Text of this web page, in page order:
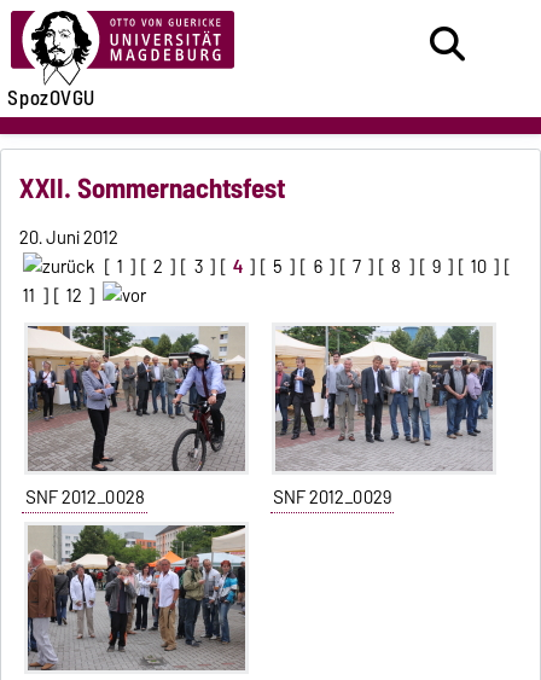
SpozOVGU
XXII. Sommernachtsfest
20. Juni 2012
[ 1 ] [ 2 ] [ 3 ] [ 4 ] [ 5 ] [ 6 ] [ 7 ] [ 8 ] [ 9 ] [ 10 ] [
11 ] [ 12 ]
SNF 2012_0028 SNF 2012_0029